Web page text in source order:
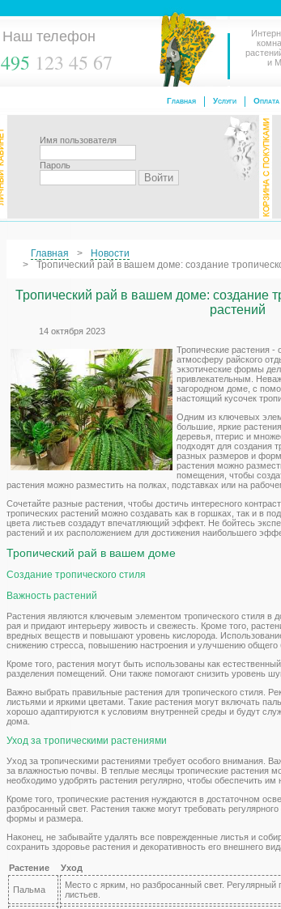
Наш телефон
495 123 45 67
и
Оплата
Услуги
Главная
Имя пользователя
Пароль
Главная
Новости
Тропический рай в вашем доме: создание
Тропический рай в вашем доме: создание
растений
14 октября 2023
Тропические растения
атмосферу райского
экзотические формы
привлекательным.
загородном доме, с
настоящий кусочек
Одним из ключевых
большие, яркие
деревья, птерис и
подходят для создания
разных размеров и
растения можно
помещения, чтобы
растения можно разместить на полках, подставках или на
Сочетайте разные растения, чтобы достичь интересного
тропических растений можно создавать как в горшках, так и в
цвета листьев создадут впечатляющий эффект. Не бойтесь
растений и их расположением для достижения наибольшего
Тропический рай в вашем доме
Создание тропического стиля
Важность растений
Растения являются ключевым элементом тропического стиля в
рая и придают интерьеру живость и свежесть. Кроме того,
вредных веществ и повышают уровень кислорода.
снижению стресса, повышению настроения и улучшению общего
Кроме того, растения могут быть использованы как
разделения помещений. Они также помогают снизить уровень
Важно выбрать правильные растения для тропического стиля.
листьями и яркими цветами. Такие растения могут включать
хорошо адаптируются к условиям внутренней среды и будут
дома.
Уход за тропическими растениями
Уход за тропическими растениями требует особого внимания.
за влажностью почвы. В теплые месяцы тропические растения
необходимо удобрять растения регулярно, чтобы обеспечить
Кроме того, тропические растения нуждаются в достаточном
разбросанный свет. Растения также могут требовать
формы и размера.
Наконец, не забывайте удалять все поврежденные листья и
сохранить здоровье растения и декоративность его внешнего
Растение Уход
Пальма
Место с ярким, но разбросанный свет.
листьев.